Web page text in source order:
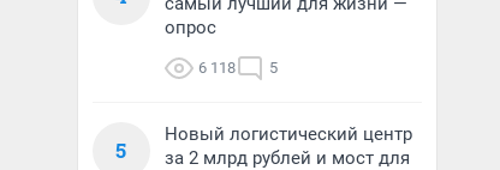
опрос
6 118 5
5
Новый логистический центр
за 2 млрд рублей и мост для